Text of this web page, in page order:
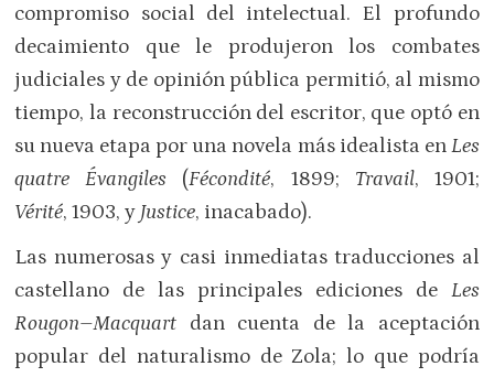
compromiso social del intelectual. El profundo
decaimiento que le produjeron los combates
judiciales y de opinión pública permitió, al mismo
tiempo, la reconstrucción del escritor, que optó en
su nueva etapa por una novela más idealista enLes
quatre Évangiles (Fécondité, 1899; Travail, 1901;
Vérité, 1903, y Justice, inacabado).
Las numerosas y casi inmediatas traducciones al
castellano de las principales ediciones de Les
Rougon–Macquart dan cuenta de la aceptación
popular del naturalismo de Zola; lo que podría